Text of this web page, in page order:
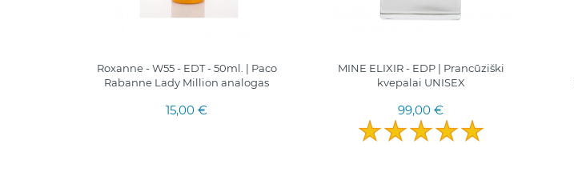
Roxanne - W55 - EDT - 50ml. | Paco
Rabanne Lady Million analogas
15,00 €
MINE ELIXIR - EDP | Prancūziški
kvepalai UNISEX
99,00 €